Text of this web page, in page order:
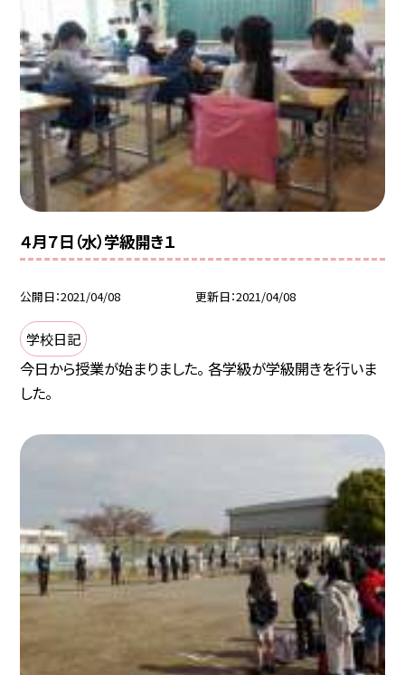
４月７日（水）学級開き１
公開日 2021/04/08 更新日 2021/04/08
学校日記
今日から授業が始まりました。 各学級が学級開きを行いま
した。